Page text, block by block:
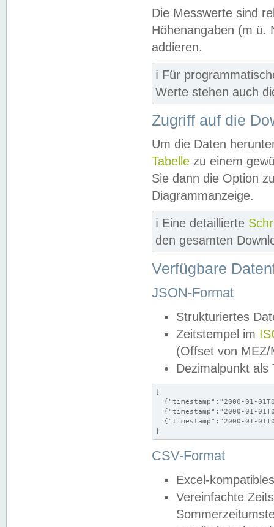
Die Messwerte sind
Höhenangaben (m ü.
addieren.
ℹ️ Für
Werte stehen auch
Zugriff auf die
Um die Daten
Tabelle zu einem
Sie dann die Option
Diagrammanzeige.
ℹ️ Eine detaillierte
den gesamten
Verfügbare
JSON-Format
Strukturiertes
Zeitstempel im
(Offset von MEZ/
Dezimalpunkt als
[
{"timestamp":"2000-01-
{"timestamp":"2000-01-
{"timestamp":"2000-01-
]
CSV-Format
Excel-
Vereinfachte